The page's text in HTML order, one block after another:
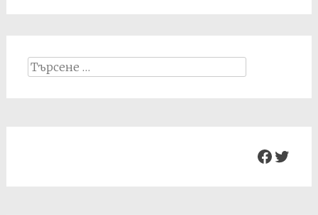
Search
for: